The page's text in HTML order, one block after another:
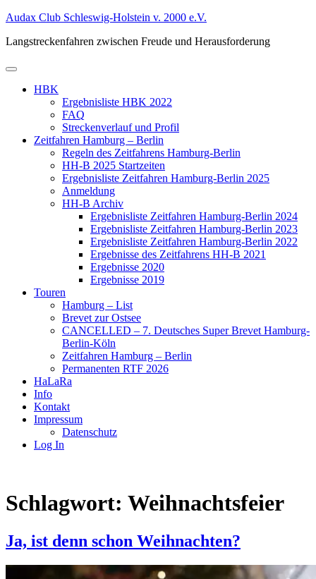
Zum
springen
Audax Club Schleswig-Holstein v. 2000 e.V.
Langstreckenfahren zwischen Freude und Herausforderung
Primäres
HBK
Ergebnisliste HBK 2022
FAQ
Streckenverlauf und Profil
Zeitfahren Hamburg – Berlin
Regeln des Zeitfahrens Hamburg-Berlin
HH-B 2025 Startzeiten
Ergebnisliste Zeitfahren Hamburg-Berlin 2025
Anmeldung
HH-B Archiv
Ergebnisliste Zeitfahren Hamburg-Berlin 2024
Ergebnisliste Zeitfahren Hamburg-Berlin 2023
Ergebnisliste Zeitfahren Hamburg-Berlin 2022
Ergebnisse des Zeitfahrens HH-B 2021
Ergebnisse 2020
Ergebnisse 2019
Touren
Hamburg – List
Brevet zur Ostsee
CANCELLED – 7. Deutsches Super Brevet Hamburg-
Berlin-Köln
Zeitfahren Hamburg – Berlin
Permanenten RTF 2026
HaLaRa
Info
Kontakt
Impressum
Datenschutz
Log In
Schlagwort: Weihnachtsfeier
Ja, ist denn schon Weihnachten?